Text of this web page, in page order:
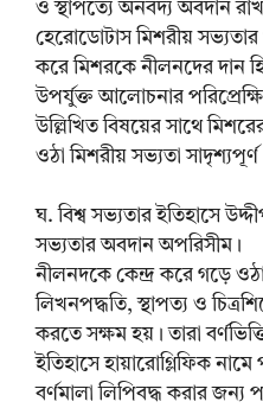
ও স্থাপত্যে অনবদ্য অবদান
হেরোডোটাস মিশরীয়
করে মিশরকে নীলনদের দান
উপর্যুক্ত আলোচনার
উল্লিখিত বিষয়ের সাথে
ওঠা মিশরীয় সভ্যতা
ঘ. বিশ্ব সভ্যতার ইতিহাসে
সভ্যতার অবদান অপরিসীম।
নীলনদকে কেন্দ্র করে গড়ে
লিখনপদ্ধতি, স্থাপত্য ও
করতে সক্ষম হয়। তারা
ইতিহাসে হায়ারোগ্লিফিক
বর্ণমালা লিপিবদ্ধ করার জন্য